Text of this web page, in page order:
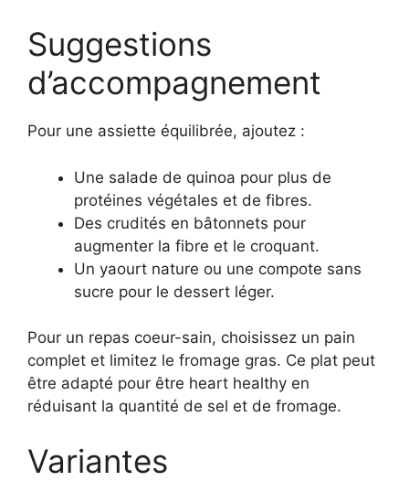
Suggestions
d’accompagnement
Pour une assiette équilibrée, ajoutez :
Une salade de quinoa pour plus de
protéines végétales et de fibres.
Des crudités en bâtonnets pour
augmenter la fibre et le croquant.
Un yaourt nature ou une compote sans
sucre pour le dessert léger.
Pour un repas coeur-sain, choisissez un pain
complet et limitez le fromage gras. Ce plat peut
être adapté pour être heart healthy en
réduisant la quantité de sel et de fromage.
Variantes